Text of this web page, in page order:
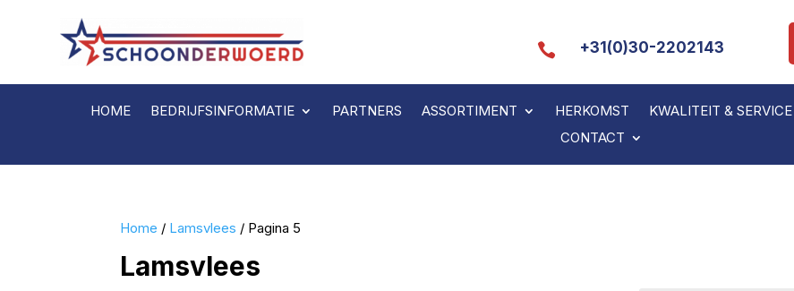
 +31(0)30-2202143
HOME BEDRIJFSINFORMATIE PARTNERS ASSORTIMENT HERKOMST KWALITEIT & SERVICE
CONTACT
Home / Lamsvlees / Pagina 5
Lamsvlees